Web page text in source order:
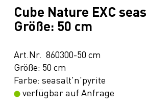
Cube Nature EXC
Größe: 50 cm
Art.Nr. 860300-50 cm
Größe: 50 cm
Farbe: seasalt'n'pyrite
verfügbar auf Anfrage